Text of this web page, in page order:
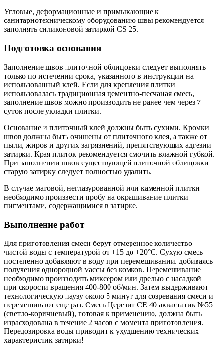
Угловые, деформационные и примыкающие к
санитарнотехническому оборудованию швы рекомендуется
заполнять силиконовой затиркой CS 25.
Подготовка основания
Заполнение швов плиточной облицовки следует выполнять
только по истечении срока, указанного в инструкции на
использованный клей. Если для крепления плитки
использовалась традиционная цементно-песчаная смесь,
заполнение швов можно производить не ранее чем через 7
суток после укладки плитки.
Основание и плиточный клей должны быть сухими. Кромки
швов должны быть очищены от плиточного клея, а также от
пыли, жиров и других загрязнений, препятствующих адгезии
затирки. Края плиток рекомендуется смочить влажной губкой.
При заполнении швов существующей плиточной облицовки
старую затирку следует полностью удалить.
В случае матовой, неглазурованной или каменной плитки
необходимо произвести пробу на окрашивание плитки
пигментами, содержащимися в затирке.
Выполнение работ
Для приготовления смеси берут отмеренное количество
чистой воды с температурой от +15 до +20°C. Сухую смесь
постепенно добавляют в воду при перемешивании, добиваясь
получения однородной массы без комков. Перемешивание
необходимо производить миксером или дрелью с насадкой
при скорости вращения 400-800 об/мин. Затем выдерживают
технологическую паузу около 5 минут для созревания смеси и
перемешивают еще раз. Смесь Церезит CE 40 аквастатик №55
(светло-коричневый), готовая к применению, должна быть
израсходована в течение 2 часов с момента приготовления.
Передозировка воды приводит к ухудшению технических
характеристик затирки!